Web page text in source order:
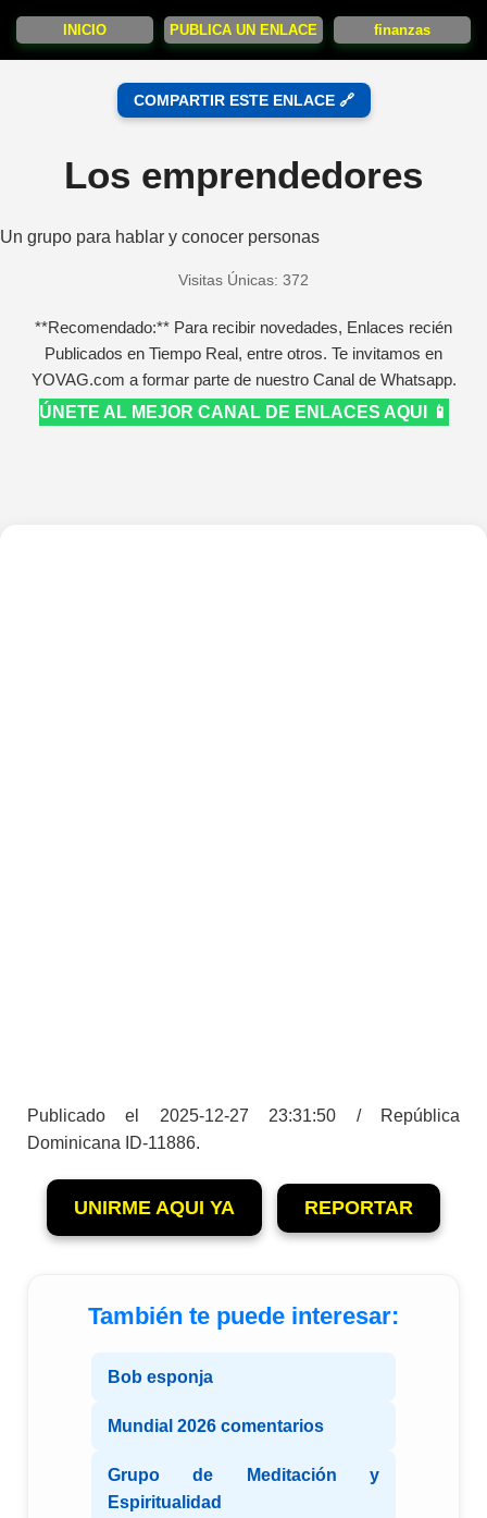
INICIO PUBLICA UN ENLACE finanzas
COMPARTIR ESTE ENLACE 🔗
Los emprendedores
Un grupo para hablar y conocer personas
Visitas Únicas: 372
**Recomendado:** Para recibir novedades, Enlaces recién
Publicados en Tiempo Real, entre otros. Te invitamos en
YOVAG.com a formar parte de nuestro Canal de Whatsapp.
ÚNETE AL MEJOR CANAL DE ENLACES AQUI 📱
Publicado el 2025-12-27 23:31:50 / República
Dominicana ID-11886.
UNIRME AQUI YA REPORTAR
También te puede interesar:
Bob esponja
Mundial 2026 comentarios
Grupo de Meditación y
Espiritualidad